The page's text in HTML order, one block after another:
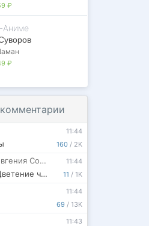
₽
Аниме
₽
160 / 2K
11:44
11 / 1K
11:44
Соловьева
Королева Теней. Цветение черной лозы. Т. 1
69 / 13K
11:44
11:43